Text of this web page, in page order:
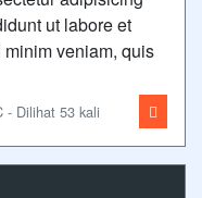
ut labore et
veniam, quis
- Dilihat 53 kali